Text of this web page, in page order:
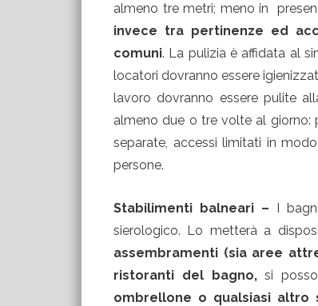
almeno tre metri; meno in
invece tra pertinenze ed
comuni. La pulizia è affidata al
locatori dovranno essere
lavoro dovranno essere pulite
almeno due o tre volte al giorno:
separate, accessi limitati in
persone.
Stabilimenti balneari – I
sierologico. Lo metterà a
assembramenti (sia aree
ristoranti del bagno,si
ombrellone o qualsiasi altro